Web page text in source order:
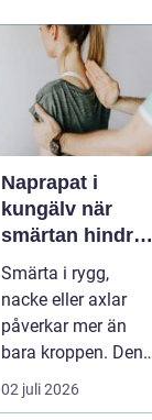
Naprapat i
kungälv när
smärtan hindrar
vardagen
Smärta i rygg,
nacke eller axlar
påverkar mer än
bara kroppen. Den
kan störa sömnen,
göra det svårt ...
02 juli 2026